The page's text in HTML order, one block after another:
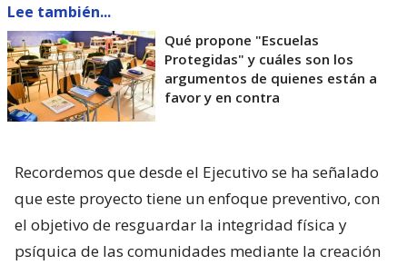
Lee también...
Qué propone "Escuelas
Protegidas" y cuáles son los
argumentos de quienes están a
favor y en contra
Recordemos que desde el Ejecutivo se ha señalado
que este proyecto tiene un enfoque preventivo, con
el objetivo de resguardar la integridad física y
psíquica de las comunidades mediante la creación